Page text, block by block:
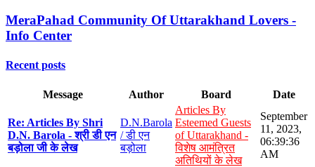
MeraPahad Community Of Uttarakhand Lovers -
Info Center
Recent posts
Message Author Board Date
Re: Articles By Shri
D.N. Barola - श्री डी एन
बड़ोला जी के लेख
D.N.Barola
/ डी एन
बड़ोला
Articles By
Esteemed Guests
of Uttarakhand -
विशेष आमंत्रित
अतिथियों के लेख
September
11, 2023,
06:39:36
AM